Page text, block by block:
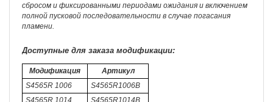
сбросом и фиксированными периодами ожидания и включением
полной пусковой последовательности в случае погасания
пламени.
Доступные для заказа модификации:
Модификация
Артикул
S4565R 1006
S4565R1006B
S4565R 1014
S4565R1014B